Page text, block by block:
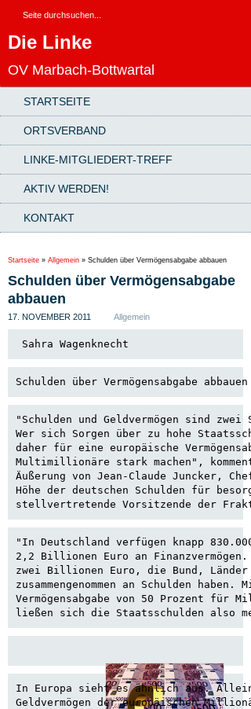
Die Linke
OV Marbach-Bottwartal
STARTSEITE
ORTSVERBAND
LINKE-MITGLIEDERT-TREFF
AKTIV WERDEN!
KONTAKT
Startseite » Allgemein » Schulden über Vermögensabgabe abbauen
Schulden über Vermögensabgabe
abbauen
17. NOVEMBER 2011 Allgemein
Sahra Wagenknecht
Schulden über Vermögensabgabe abbauen
"Schulden und Geldvermögen sind
Wer sich Sorgen über zu hohe
daher für eine europäische
Multimillionäre stark machen",
Äußerung von Jean-Claude Juncker,
Höhe der deutschen Schulden für
stellvertretende Vorsitzende der
"In Deutschland verfügen knapp
2,2 Billionen Euro an
zwei Billionen Euro, die Bund, Länder
zusammengenommen an Schulden
Vermögensabgabe von 50 Prozent für
ließen sich die Staatsschulden also
In Europa sieht es ähnlich aus. Allein
Geldvermögen der europäischen